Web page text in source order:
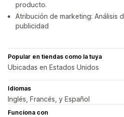
producto.
Atribución de marketing: Análisis
publicidad
Popular en tiendas como la tuya
Ubicadas en Estados Unidos
Idiomas
Inglés, Francés, y Español
Funciona con